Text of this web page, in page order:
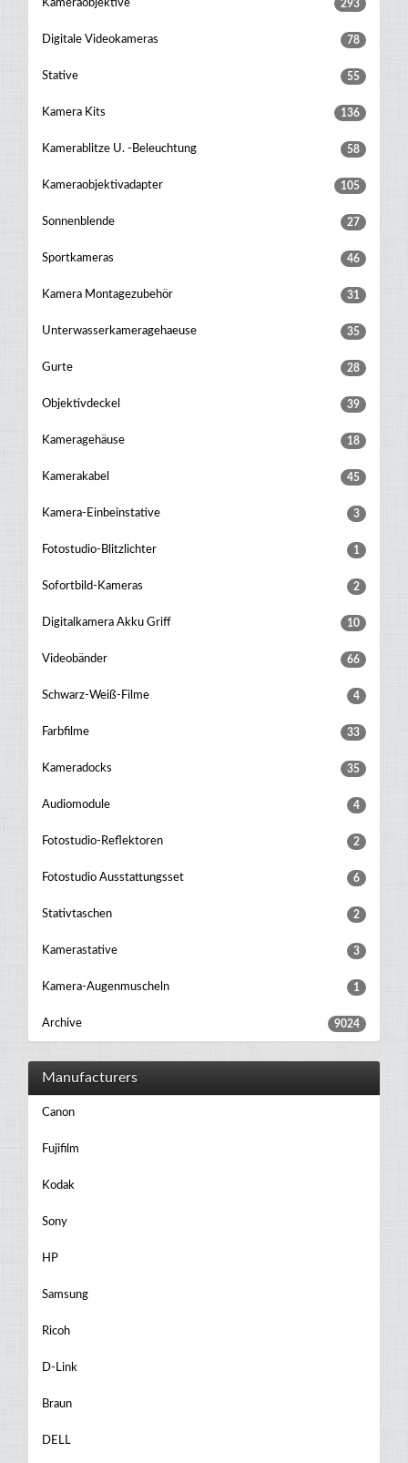
Kameraobjektive 293
Digitale Videokameras 78
Stative 55
Kamera Kits 136
Kamerablitze U. -beleuchtung 58
Kameraobjektivadapter 105
Sonnenblende 27
Sportkameras 46
Kamera Montagezubehör 31
Unterwasserkameragehaeuse 35
Gurte 28
Objektivdeckel 39
Kameragehäuse 18
Kamerakabel 45
Kamera-Einbeinstative 3
Fotostudio-Blitzlichter 1
Sofortbild-Kameras 2
Digitalkamera Akku Griff 10
Videobänder 66
Schwarz-Weiß-Filme 4
Farbfilme 33
Kameradocks 35
Audiomodule 4
Fotostudio-Reflektoren 2
Fotostudio Ausstattungsset 6
Stativtaschen 2
Kamerastative 3
Kamera-Augenmuscheln 1
Archive 9024
Manufacturers
Canon
Fujifilm
Kodak
Sony
HP
Samsung
Ricoh
D-Link
Braun
DELL